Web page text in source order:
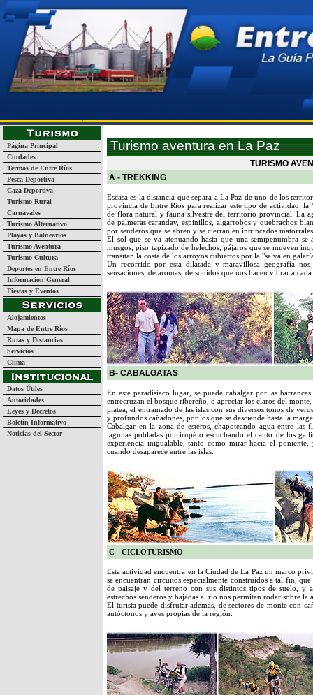
Página Principal
Ciudades
Termas de Entre Ríos
Pesca Deportiva
Caza Deportiva
Turismo Rural
Carnavales
Turismo Alternativo
Playas y Balnearios
Turismo Aventura
Turismo Cultura
Deportes en Entre Ríos
Información General
Fiestas y Eventos
Alojamientos
Mapa de Entre Ríos
Rutas y Distancias
Servicios
Clima
Datos Útiles
Autoridades
Leyes y Decretos
Boletín Informativo
Noticias del Sector
Turismo aventura en La Paz
TURISMO
A - TREKKING
Escasa es la distancia que separa a La Paz de uno de los
provincia de Entre Ríos para realizar este tipo de actividad:
de flora natural y fauna silvestre del territorio provincial. La
de palmeras caranday, espinillos, algarrobos y quebrachos
por senderos que se abren y se cierran en intrincados
El sol que se va atenuando hasta que una semipenumbra
musgos, piso tapizado de helechos, pájaros que se mueven
transitan la costa de los arroyos cubiertos por la "selva en
Un recorrido por esta dilatada y maravillosa geografía
sensaciones, de aromas, de sonidos que nos hacen vibrar a cada
B- CABALGATAS
En este paradisíaco lugar, se puede cabalgar por las
entrecruzan el bosque ribereño, o apreciar los claros del
platea, el entramado de las islas con sus diversos tonos de
y profundos cañadones, por los que se desciende hasta la
Cabalgar en la zona de esteros, chapoteando agua entre las
lagunas pobladas por irupé o escuchando el canto de los
experiencia inigualable, tanto como mirar hacia el
cuando desaparece entre las islas.
C - CICLOTURISMO
Esta actividad encuentra en la Ciudad de La Paz un marco
se encuentran circuitos especialmente construídos a tal fin,
de paisaje y del terreno con sus distintos tipos de suelo, y
estrechos senderos y bajadas al río nos permiten rodar sobre la
El turista puede disfrutar además, de sectores de monte con
autóctonos y aves propias de la región.